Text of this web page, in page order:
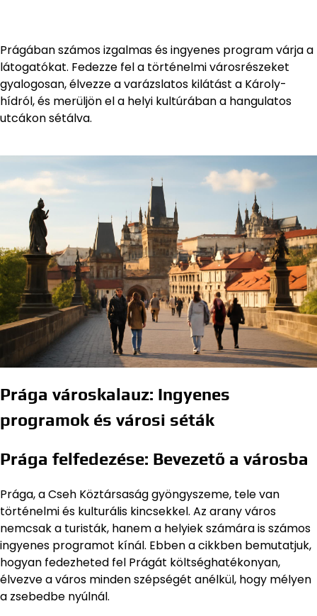
Prágában számos izgalmas és ingyenes program várja a
látogatókat. Fedezze fel a történelmi városrészeket
gyalogosan, élvezze a varázslatos kilátást a Károly-
hídról, és merüljön el a helyi kultúrában a hangulatos
utcákon sétálva.
Prága városkalauz: Ingyenes
programok és városi séták
Prága felfedezése: Bevezető a városba
Prága, a Cseh Köztársaság gyöngyszeme, tele van
történelmi és kulturális kincsekkel. Az arany város
nemcsak a turisták, hanem a helyiek számára is számos
ingyenes programot kínál. Ebben a cikkben bemutatjuk,
hogyan fedezheted fel Prágát költséghatékonyan,
élvezve a város minden szépségét anélkül, hogy mélyen
a zsebedbe nyúlnál.